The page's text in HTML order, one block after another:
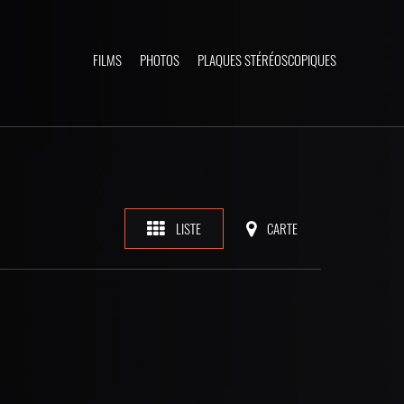
FILMS PHOTOS PLAQUES STÉRÉOSCOPIQUES
LISTE CARTE